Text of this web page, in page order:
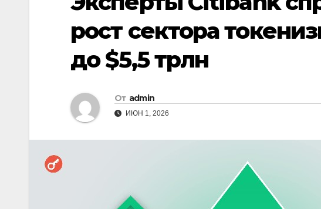
рост сектора
до $5,5 трлн
От admin
ИЮН 1, 2026